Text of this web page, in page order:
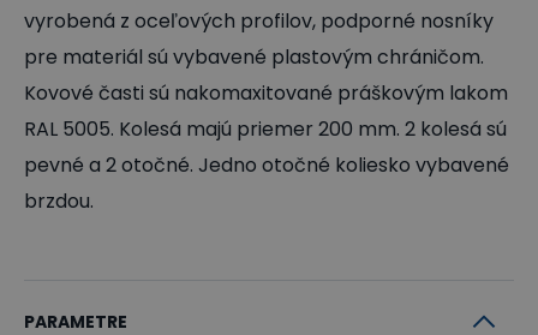
vyrobená z oceľových profilov, podporné nosníky
pre materiál sú vybavené plastovým chráničom.
Kovové časti sú nakomaxitované práškovým lakom
RAL 5005. Kolesá majú priemer 200 mm. 2 kolesá sú
pevné a 2 otočné. Jedno otočné koliesko vybavené
brzdou.
PARAMETRE